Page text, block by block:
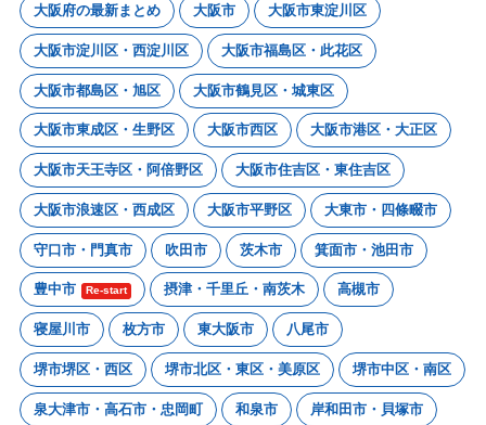
大阪府の最新まとめ 大阪市 大阪市東淀川区
大阪市淀川区・西淀川区 大阪市福島区・此花区
大阪市都島区・旭区 大阪市鶴見区・城東区
大阪市東成区・生野区 大阪市西区 大阪市港区・大正区
大阪市天王寺区・阿倍野区 大阪市住吉区・東住吉区
大阪市浪速区・西成区 大阪市平野区 大東市・四條畷市
守口市・門真市 吹田市 茨木市 箕面市・池田市
豊中市 Re-start 摂津・千里丘・南茨木 高槻市
寝屋川市 枚方市 東大阪市 八尾市
堺市堺区・西区 堺市北区・東区・美原区 堺市中区・南区
泉大津市・高石市・忠岡町 和泉市 岸和田市・貝塚市